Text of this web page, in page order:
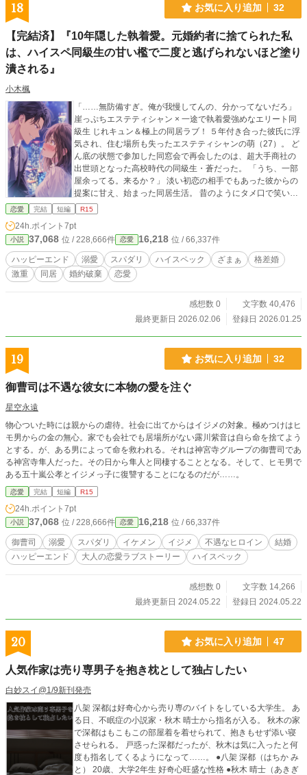
18 お気に入り追加 32
【完結済】『10年隠した執着愛。元婚約者に捨てられた私
は、ハイスペ同級生の甘い檻で二度と逃げられないほど塗り
潰される』
小木楓
「……無防備すぎ。俺が我慢してんの、分かってないだろ」
崖っぷちエステティシャン × 一途で執着愛強めなエリート同
級生 じれキュン＆極上の同居ラブ！ ５年付き合った彼氏に浮
気され、住む場所も失ったエステティシャンの萌（27）。 ど
ん底の状態で参加した同窓会で再会したのは、超大手商社の
出世頭となった高校時代の同級生・蒼だった。 「うち、一部
屋余ってる。来るか？」 淡い初恋の相手でもあった彼からの
提案に甘え、始まった同居生活。 昔のようにタメ口で笑い合
い、美味しいご飯を一緒に食べる、居心地の良い日々。 けれ
まると、彼は昼間とは違う「大人の男の色気」をむき出しに
してきて――！？ 「……無防備すぎ。俺が我慢してんの、分
かってないだろ」 実は彼には、高校時代から萌だけに秘めて
いた「極上の執着」があって……。 「気の置けない友達」の
境界線が甘く溶けていく、同居溺愛ラブストーリー。 こちら
恋愛 完結 短編 R15
24h.ポイント 7pt
小説 37,068 位 / 228,666件 恋愛 16,218 位 / 66,337件
ハッピーエンド 溺愛 スパダリ ハイスペック ざまぁ
格差婚
激重
同居 婚約破棄 恋愛
感想数 0
文字数 40,476
最終更新日 2026.02.06
登録日 2026.01.25
19 お気に入り追加 32
御曹司は不遇な彼女に本物の愛を注ぐ
星空永遠
物心ついた時には親からの虐待。社会に出てからはイジメの対象。極めつけはヒ
モ男からの金の無心。家でも会社でも居場所がない露川紫音は自ら命を捨てよう
とする。が、ある男によって命を救われる。それは神宮寺グループの御曹司であ
る神宮寺隼人だった。その日から隼人と同棲することとなる。そして、ヒモ男で
ある五十嵐公孝とイジメっ子に復讐することになるのだが……。
恋愛 完結 短編 R15
24h.ポイント 7pt
小説 37,068 位 / 228,666件 恋愛 16,218 位 / 66,337件
御曹司 溺愛 スパダリ イケメン イジメ 不遇なヒロイン
結婚
ハッピーエンド
大人の恋愛ラブストーリー ハイスペック
感想数 0
文字数 14,266
最終更新日 2024.05.22
登録日 2024.05.22
20 お気に入り追加 47
人気作家は売り専男子を抱き枕として独占したい
白妙スイ@1/9新刊発売
八架 深都は好奇心から売り専のバイトをしている大学生。 あ
る日、不眠症の小説家・秋木 晴士から指名が入る。 秋木の家
で深都はもこもこの部屋着を着せられて、抱きもせず添い寝
させられる。 戸惑った深都だったが、秋木は気に入ったと何
度も指名してくるようになって……。 ●八架 深都（はちか み
と） 20歳、大学2年生 好奇心旺盛な性格 ●秋木 晴士（あきぎ